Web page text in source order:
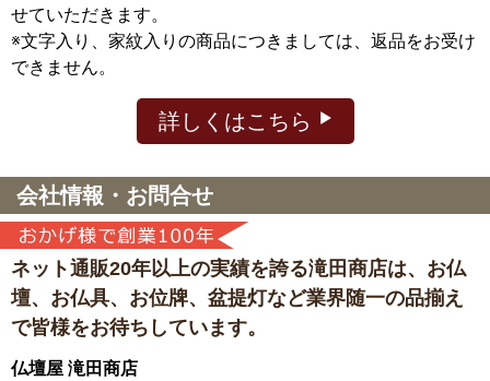
せていただきます。
※文字入り、家紋入りの商品につきましては、返品をお受け
できません。
詳しくはこちら
会社情報・お問合せ
ネット通販20年以上の実績を誇る滝田商店は、 お仏
壇、お仏具、お位牌、盆提灯など業界随一の品揃え
で皆様をお待ちしています。
仏壇屋 滝田商店